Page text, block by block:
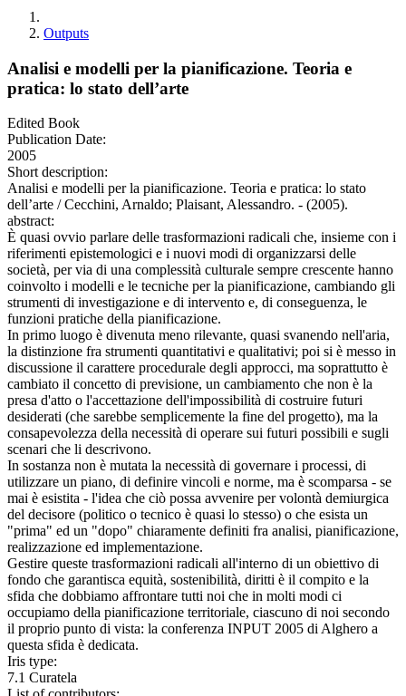
Outputs
Analisi e modelli per la pianificazione. Teoria e
pratica: lo stato dell’arte
Edited Book
Publication Date:
2005
Short description:
Analisi e modelli per la pianificazione. Teoria e pratica: lo stato
dell’arte / Cecchini, Arnaldo; Plaisant, Alessandro. - (2005).
abstract:
È quasi ovvio parlare delle trasformazioni radicali che, insieme con i
riferimenti epistemologici e i nuovi modi di organizzarsi delle
società, per via di una complessità culturale sempre crescente hanno
coinvolto i modelli e le tecniche per la pianificazione, cambiando gli
strumenti di investigazione e di intervento e, di conseguenza, le
funzioni pratiche della pianificazione.
In primo luogo è divenuta meno rilevante, quasi svanendo nell'aria,
la distinzione fra strumenti quantitativi e qualitativi; poi si è messo in
discussione il carattere procedurale degli approcci, ma soprattutto è
cambiato il concetto di previsione, un cambiamento che non è la
presa d'atto o l'accettazione dell'impossibilità di costruire futuri
desiderati (che sarebbe semplicemente la fine del progetto), ma la
consapevolezza della necessità di operare sui futuri possibili e sugli
scenari che li descrivono.
In sostanza non è mutata la necessità di governare i processi, di
utilizzare un piano, di definire vincoli e norme, ma è scomparsa - se
mai è esistita - l'idea che ciò possa avvenire per volontà demiurgica
del decisore (politico o tecnico è quasi lo stesso) o che esista un
"prima" ed un "dopo" chiaramente definiti fra analisi, pianificazione,
realizzazione ed implementazione.
Gestire queste trasformazioni radicali all'interno di un obiettivo di
fondo che garantisca equità, sostenibilità, diritti è il compito e la
sfida che dobbiamo affrontare tutti noi che in molti modi ci
occupiamo della pianificazione territoriale, ciascuno di noi secondo
il proprio punto di vista: la conferenza INPUT 2005 di Alghero a
questa sfida è dedicata.
Iris type:
7.1 Curatela